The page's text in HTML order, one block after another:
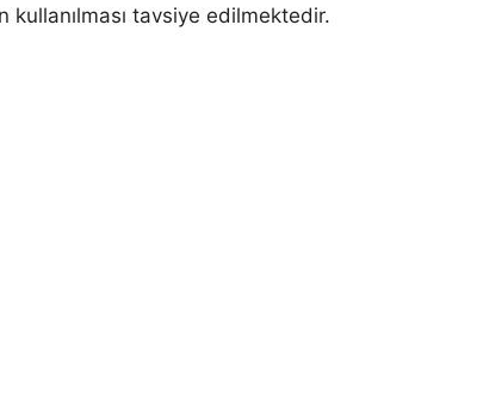
tavsiye edilmektedir.